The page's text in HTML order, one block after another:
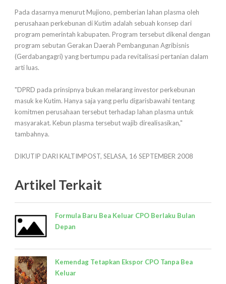
Pada dasarnya menurut Mujiono, pemberian lahan plasma oleh
perusahaan perkebunan di Kutim adalah sebuah konsep dari
program pemerintah kabupaten. Program tersebut dikenal dengan
program sebutan Gerakan Daerah Pembangunan Agribisnis
(Gerdabangagri) yang bertumpu pada revitalisasi pertanian dalam
arti luas.
"DPRD pada prinsipnya bukan melarang investor perkebunan
masuk ke Kutim. Hanya saja yang perlu digarisbawahi tentang
komitmen perusahaan tersebut terhadap lahan plasma untuk
masyarakat. Kebun plasma tersebut wajib direalisasikan,"
tambahnya.
DIKUTIP DARI KALTIMPOST, SELASA, 16 SEPTEMBER 2008
Artikel Terkait
Formula Baru Bea Keluar CPO Berlaku Bulan
Depan
Kemendag Tetapkan Ekspor CPO Tanpa Bea
Keluar